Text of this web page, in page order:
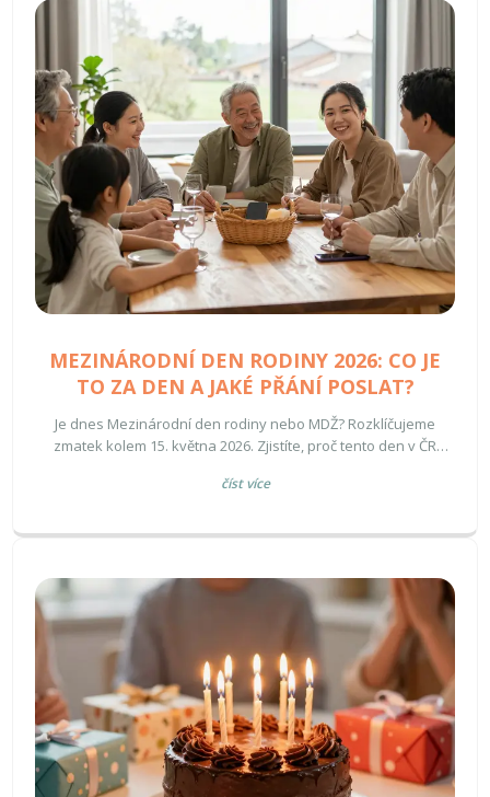
MEZINÁRODNÍ DEN RODINY 2026: CO JE
TO ZA DEN A JAKÉ PŘÁNÍ POSLAT?
Je dnes Mezinárodní den rodiny nebo MDŽ? Rozklíčujeme
zmatek kolem 15. května 2026. Zjistíte, proč tento den v ČR
přání pro svou rodinu.
číst více